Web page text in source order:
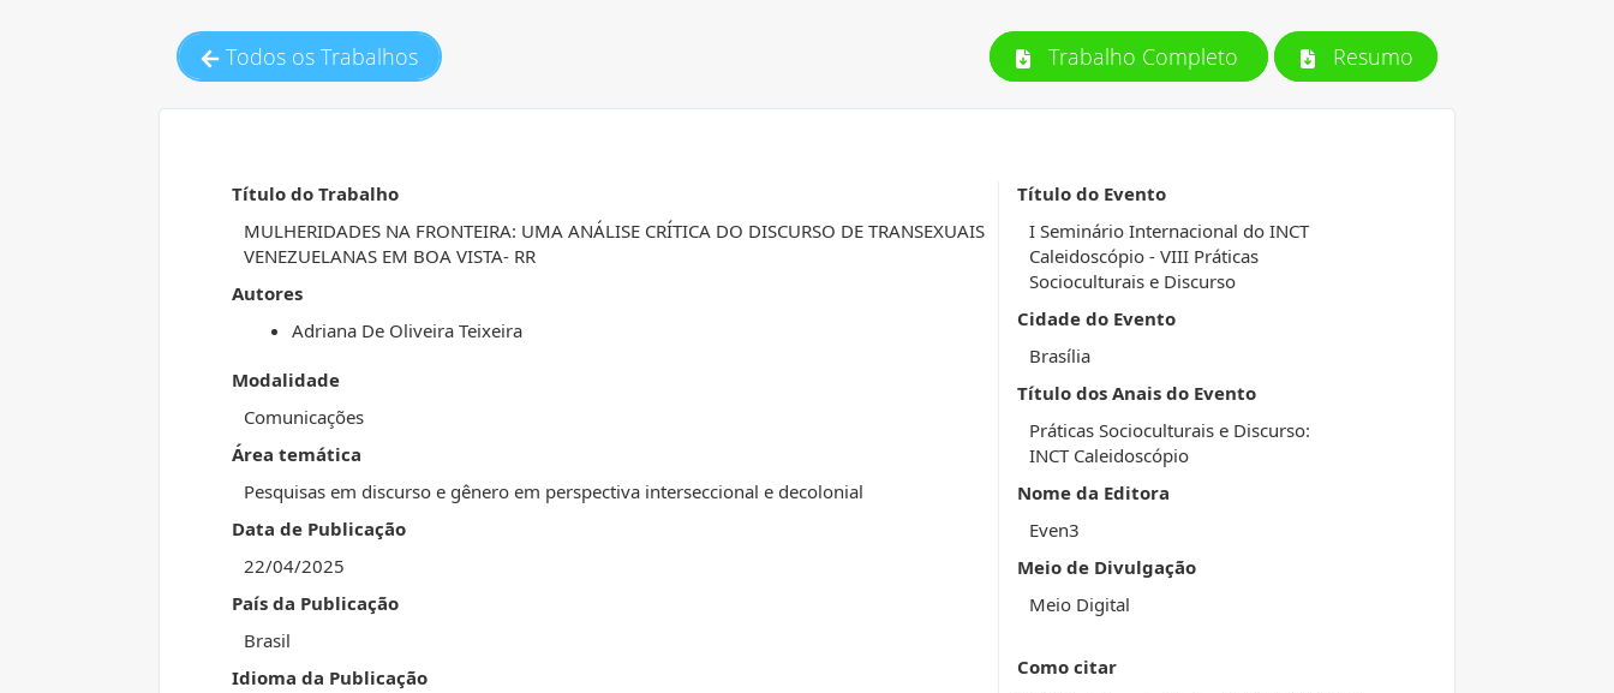
Todos os Trabalhos Trabalho Completo Resumo
Título do Trabalho
MULHERIDADES NA FRONTEIRA: UMA ANÁLISE CRÍTICA DO DISCURSO DE TRANSEXUAIS
VENEZUELANAS EM BOA VISTA- RR
Autores
Adriana De Oliveira Teixeira
Modalidade
Comunicações
Área temática
Pesquisas em discurso e gênero em perspectiva interseccional e decolonial
Data de Publicação
22/04/2025
País da Publicação
Brasil
Idioma da Publicação
Título do Evento
I Seminário Internacional do INCT
Caleidoscópio - VIII Práticas
Socioculturais e Discurso
Cidade do Evento
Brasília
Título dos Anais do Evento
Práticas Socioculturais e Discurso:
INCT Caleidoscópio
Nome da Editora
Even3
Meio de Divulgação
Meio Digital
Como citar